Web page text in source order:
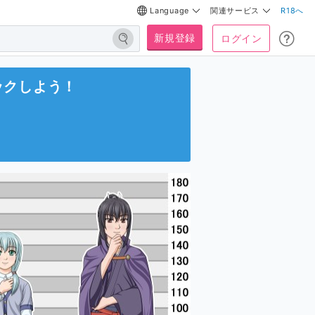
Language 関連サービス R18へ
新規登録 ログイン
しよう！